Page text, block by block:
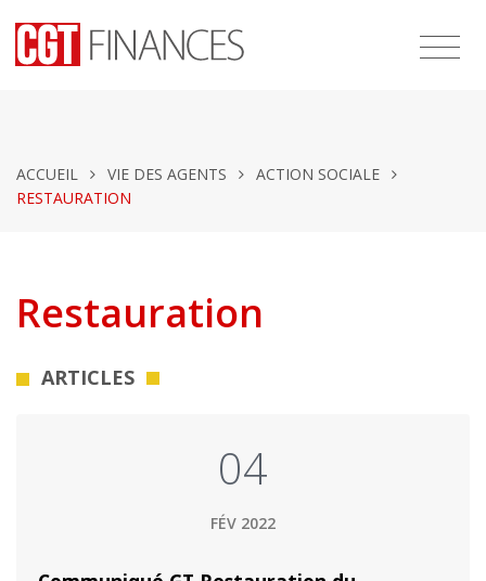
ACCUEIL VIE DES AGENTS
ACTION SOCIALE
RESTAURATION
Restauration
ARTICLES
04
FÉV 2022